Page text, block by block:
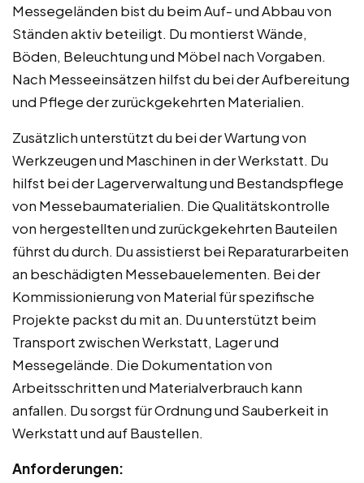
Messegeländen bist du beim Auf- und Abbau von
Ständen aktiv beteiligt. Du montierst Wände,
Böden, Beleuchtung und Möbel nach Vorgaben.
Nach Messeeinsätzen hilfst du bei der Aufbereitung
und Pflege der zurückgekehrten Materialien.
Zusätzlich unterstützt du bei der Wartung von
Werkzeugen und Maschinen in der Werkstatt. Du
hilfst bei der Lagerverwaltung und Bestandspflege
von Messebaumaterialien. Die Qualitätskontrolle
von hergestellten und zurückgekehrten Bauteilen
führst du durch. Du assistierst bei Reparaturarbeiten
an beschädigten Messebauelementen. Bei der
Kommissionierung von Material für spezifische
Projekte packst du mit an. Du unterstützt beim
Transport zwischen Werkstatt, Lager und
Messegelände. Die Dokumentation von
Arbeitsschritten und Materialverbrauch kann
anfallen. Du sorgst für Ordnung und Sauberkeit in
Werkstatt und auf Baustellen.
Anforderungen: